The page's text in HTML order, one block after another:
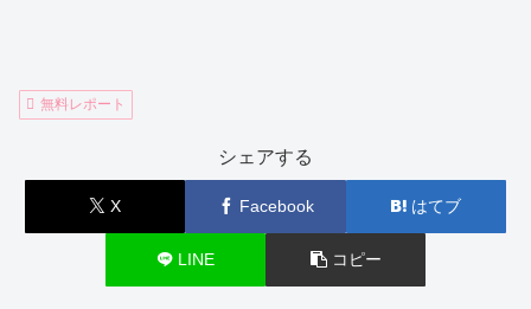
無料レポート
シェアする
X Facebook はてブ
LINE コピー